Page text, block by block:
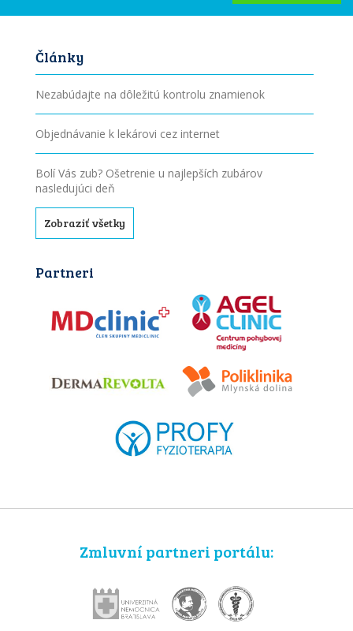
Články
Nezabúdajte na dôležitú kontrolu znamienok
Objednávanie k lekárovi cez internet
Bolí Vás zub? Ošetrenie u najlepších zubárov
nasledujúci deň
Zobraziť všetky
Partneri
Zmluvní partneri portálu: